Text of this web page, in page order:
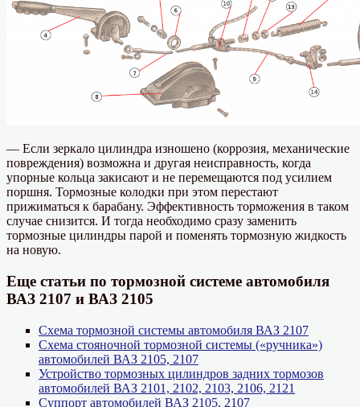
— Если зеркало цилиндра изношено (коррозия, механические
повреждения) возможна и другая неисправность, когда
упорные кольца закисают и не перемещаются под усилием
поршня. Тормозные колодки при этом перестают
прижиматься к барабану. Эффективность торможения в таком
случае снизится. И тогда необходимо сразу заменить
тормозные цилиндры парой и поменять тормозную жидкость
на новую.
Еще статьи по тормозной системе автомобиля
ВАЗ 2107 и ВАЗ 2105
Схема тормозной системы автомобиля ВАЗ 2107
Схема стояночной тормозной системы («ручника»)
автомобилей ВАЗ 2105, 2107
Устройство тормозных цилиндров задних тормозов
автомобилей ВАЗ 2101, 2102, 2103, 2106, 2121
Суппорт автомобилей ВАЗ 2105, 2107